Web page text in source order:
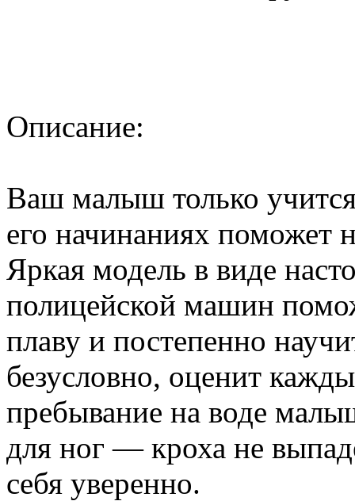
Описание:
Ваш малыш только
его начинаниях поможет
Яркая модель в виде
полицейской машин
плаву и постепенно
безусловно, оценит
пребывание на воде
для ног — кроха не
себя уверенно.